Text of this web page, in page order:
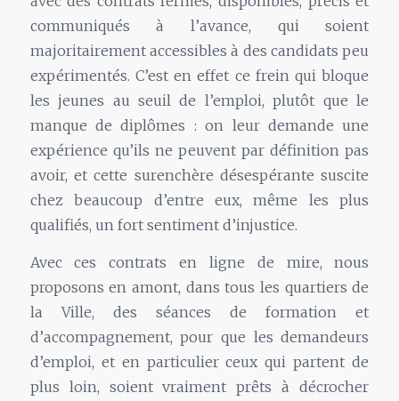
communiqués à l’avance, qui soient
majoritairement accessibles à des candidats peu
expérimentés. C’est en effet ce frein qui bloque
les jeunes au seuil de l’emploi, plutôt que le
manque de diplômes : on leur demande une
expérience qu’ils ne peuvent par définition pas
avoir, et cette surenchère désespérante suscite
chez beaucoup d’entre eux, même les plus
qualifiés, un fort sentiment d’injustice.
Avec ces contrats en ligne de mire, nous
proposons en amont, dans tous les quartiers de
la Ville, des séances de formation et
d’accompagnement, pour que les demandeurs
d’emploi, et en particulier ceux qui partent de
plus loin, soient vraiment prêts à décrocher